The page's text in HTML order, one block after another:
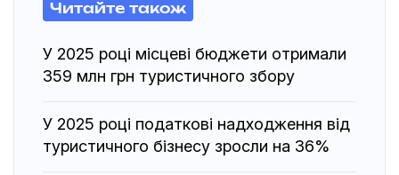
Читайте також
У 2025 році місцеві бюджети отримали
359 млн грн туристичного збору
У 2025 році податкові надходження від
туристичного бізнесу зросли на 36%